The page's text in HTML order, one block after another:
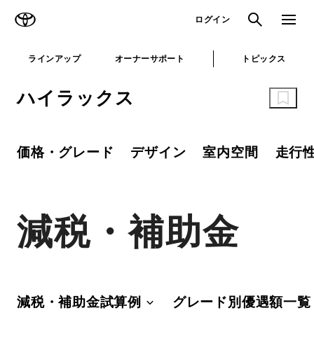
ログイン 検索 メニュ
ラインアップ オーナーサポート トピックス
ハイラックス
価格・グレード デザイン 室内空間 走行
減税・補助金
減税・補助金試算例 グレード別優遇額一覧